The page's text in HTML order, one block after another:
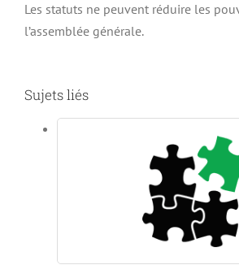
Les statuts ne peuvent réduire les
l’assemblée générale.
Sujets liés